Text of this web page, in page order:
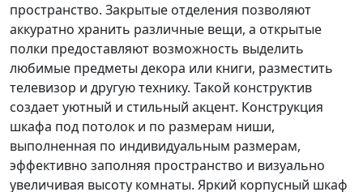
пространство. Закрытые отделения позволяют
аккуратно хранить различные вещи, а открытые
полки предоставляют возможность выделить
любимые предметы декора или книги, разместить
телевизор и другую технику. Такой конструктив
создает уютный и стильный акцент. Конструкция
шкафа под потолок и по размерам ниши,
выполненная по индивидуальным размерам,
эффективно заполняя пространство и визуально
увеличивая высоту комнаты. Яркий корпусный шкаф